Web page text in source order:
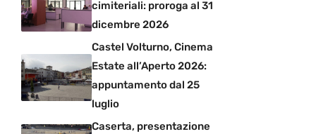
cimiteriali: proroga al 31
dicembre 2026
Castel Volturno, Cinema
Estate all’Aperto 2026:
appuntamento dal 25
luglio
Caserta, presentazione